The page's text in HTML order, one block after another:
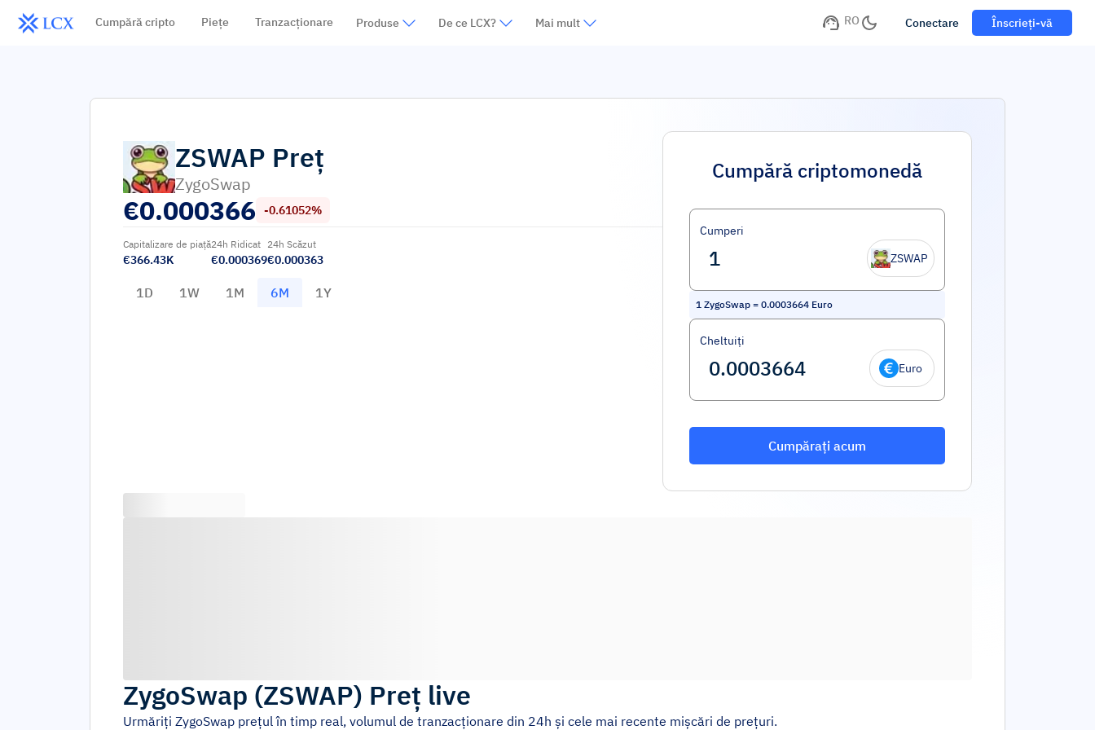
Cumpără cripto Piețe Tranzacționare Produse De ce LCX? Mai mult RO Conectare Înscrieți-vă
ZSWAP Preț
ZygoSwap
€0.000366 -0.61052%
Capitalizare de piață
€366.43K
24h Ridicat
€0.000369
24h Scăzut
€0.000363
1D 1W 1M 6M 1Y
Cumpără criptomonedă
Cumperi
ZSWAP
1 ZygoSwap = 0.0003664 Euro
Cheltuiți
Euro
Cumpărați acum
ZygoSwap (ZSWAP) Preț live
Urmăriți ZygoSwap prețul în timp real, volumul de tranzacționare din 24h și cele mai recente mișcări de prețuri.